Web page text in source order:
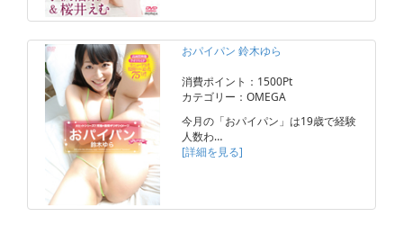
おパイパン 鈴木ゆら
消費ポイント：1500Pt
カテゴリー：OMEGA
今月の「おパイパン」は19歳で経験
人数わ…
[詳細を見る]